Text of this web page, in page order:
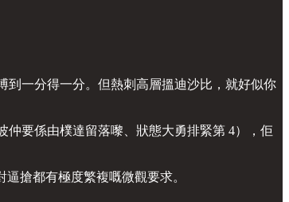
到一分得一分。但熱刺高層搵迪沙比，就好似你
要係由樸達留落嚟、狀態大勇排緊第 4），佢
搶都有極度繁複嘅微觀要求。